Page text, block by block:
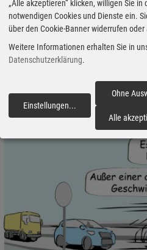
es zumindest. Am 7. April 2022 hat
zu dem Design-Streit das Urteil (AZ
Erwin Komenda, der als Designer
Konstruktionsabteilung Porsches
geleitet und auch die Form des
356, entworfen hat.
„Alle akzeptieren“ klicken, willigen Sie
notwendigen Cookies und Dienste ein.
über den Cookie-Banner widerrufen oder
Weitere Informationen erhalten Sie in
Datenschutzerklärung.
Einstellungen...
Ohne
Alle